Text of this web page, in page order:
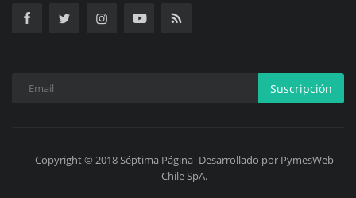
Suscripción
Copyright © 2018 Séptima Página- Desarrollado por PymesWeb
Chile SpA.